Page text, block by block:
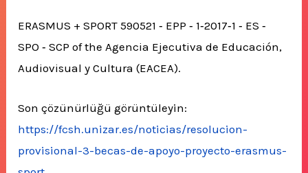
ERASMUS + SPORT 590521 ‐ EPP ‐ 1‐2017‐1 ‐ ES ‐
SPO ‐ SCP of the Agencia Ejecutiva de Educación,
Audiovisual y Cultura (EACEA).
Son çözünürlüğü görüntüleyin:
https://fcsh.unizar.es/noticias/resolucion-
provisional-3-becas-de-apoyo-proyecto-erasmus-